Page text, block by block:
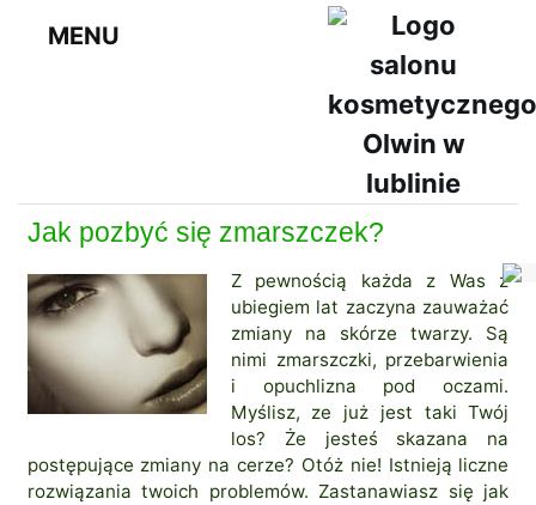
MENU
Jak pozbyć się zmarszczek?
Z pewnością każda z Was z
ubiegiem lat zaczyna zauważać
zmiany na skórze twarzy. Są
nimi zmarszczki, przebarwienia
i opuchlizna pod oczami.
Myślisz, ze już jest taki Twój
los? Że jesteś skazana na
postępujące zmiany na cerze? Otóż nie! Istnieją liczne
rozwiązania twoich problemów. Zastanawiasz się jak